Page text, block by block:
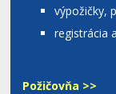
výpožičky,
registrácia
Požičovňa >>